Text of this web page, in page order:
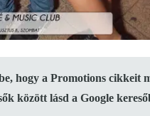
hogy a Promotions cikkeit
között lásd a Google